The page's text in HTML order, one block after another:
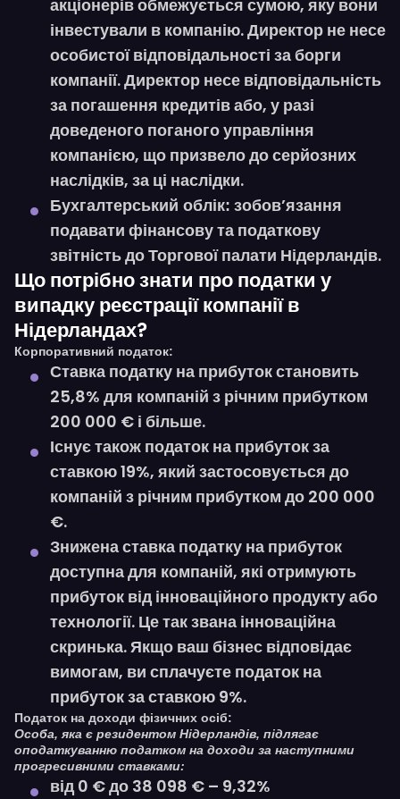
акціонерів обмежується сумою, яку вони
інвестували в компанію. Директор не несе
особистої відповідальності за борги
компанії. Директор несе відповідальність
за погашення кредитів або, у разі
доведеного поганого управління
компанією, що призвело до серйозних
наслідків, за ці наслідки.
Бухгалтерський облік: зобов’язання
подавати фінансову та податкову
звітність до Торгової палати Нідерландів.
Що потрібно знати про податки у
випадку реєстрації компанії в
Нідерландах?
Корпоративний податок:
Ставка податку на прибуток становить
25,8% для компаній з річним прибутком
200 000 € і більше.
Існує також податок на прибуток за
ставкою 19%, який застосовується до
компаній з річним прибутком до 200 000
€.
Знижена ставка податку на прибуток
доступна для компаній, які отримують
прибуток від інноваційного продукту або
технології. Це так звана інноваційна
скринька. Якщо ваш бізнес відповідає
вимогам, ви сплачуєте податок на
прибуток за ставкою 9%.
Податок на доходи фізичних осіб:
Особа, яка є резидентом Нідерландів, підлягає
оподаткуванню податком на доходи за наступними
прогресивними ставками:
від 0 € до 38 098 € – 9,32%